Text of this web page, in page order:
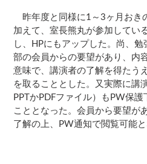
昨年度と同様に1～3ヶ月おき
加えて、室長熊丸が参加してい
し、HPにもアップした。尚、
部の会員からの要望があり、内
意味で、講演者の了解を得たう
を取ることとした。又実際に講
PPTかPDFファイル）もPW保
こととなった。会員から要望が
了解の上、PW通知で閲覧可能と